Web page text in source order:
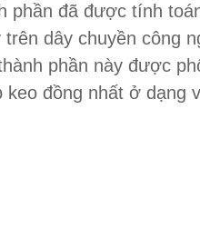
phần đã được tính
dây chuyền công
phần này được
đồng nhất ở dạng